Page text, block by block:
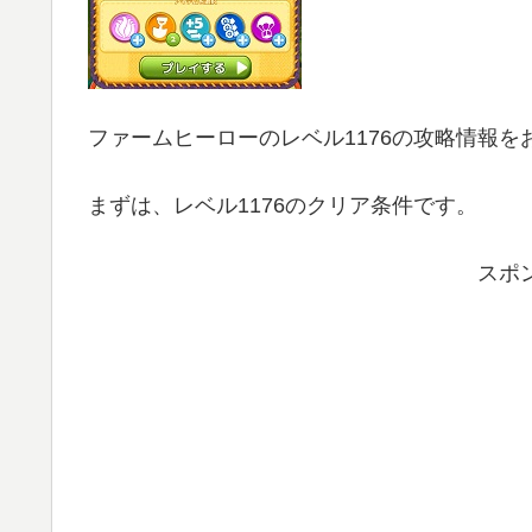
ファームヒーローのレベル1176の攻略情報を
まずは、レベル1176のクリア条件です。
スポ